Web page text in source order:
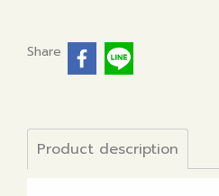
Share
Product description